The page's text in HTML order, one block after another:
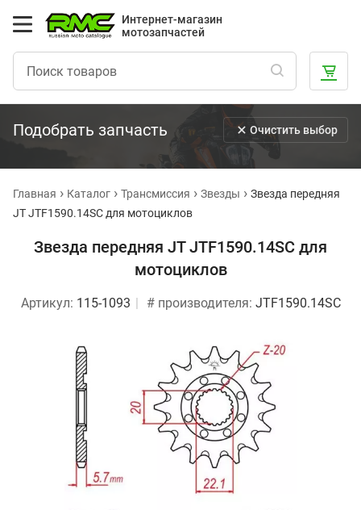
Интернет-магазин
мотозапчастей
Подобрать запчасть Очистить выбор
Главная Каталог Трансмиссия Звезды
Звезда передняя
JT JTF1590.14SC для мотоциклов
Звезда передняя JT JTF1590.14SC для
мотоциклов
Артикул: 115-1093 # производителя: JTF1590.14SC